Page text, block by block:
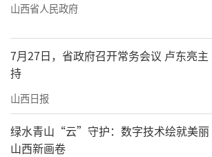
山西省人民政府
7月27日，省政府召开常务会议 卢东亮主
持
山西日报
绿水青山“云”守护：数字技术绘就美丽
山西新画卷